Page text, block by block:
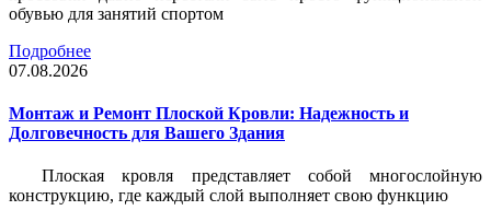
обувью для занятий спортом
Подробнее
07.08.2026
Монтаж и Ремонт Плоской Кровли: Надежность и
Долговечность для Вашего Здания
Плоская кровля представляет собой многослойную
конструкцию, где каждый слой выполняет свою функцию